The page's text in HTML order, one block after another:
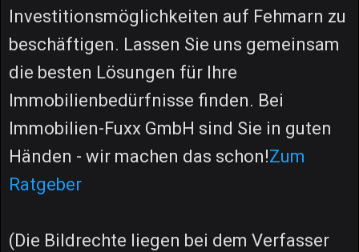
Investitionsmöglichkeiten auf Fehmarn zu
beschäftigen. Lassen Sie uns gemeinsam
die besten Lösungen für Ihre
Immobilienbedürfnisse finden. Bei
Immobilien-Fuxx GmbH sind Sie in guten
Händen - wir machen das schon!Zum
Ratgeber
(Die Bildrechte liegen bei dem Verfasser